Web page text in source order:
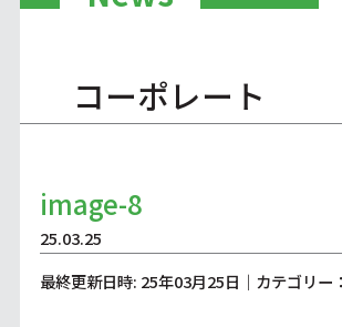
コーポレート
image-8
25.03.25
最終更新日時: 25年03月25日｜カテゴリー：